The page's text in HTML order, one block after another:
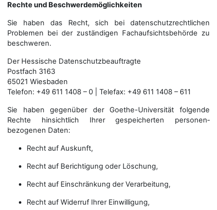
Rechte und Beschwerdemöglichkeiten
Sie haben das Recht, sich bei datenschutzrechtlichen
Problemen bei der zuständigen Fachauf­sichts­behörde zu
beschweren.
Der Hessische Datenschutzbeauftragte
Postfach 3163
65021 Wiesbaden
Telefon: +49 611 1408 – 0 | Telefax: +49 611 1408 – 611
Sie haben gegenüber der Goethe-Universität folgende
Rechte hinsichtlich Ihrer gespeicherten personen­
bezogenen Daten:
Recht auf Auskunft,
Recht auf Berichtigung oder Löschung,
Recht auf Einschränkung der Verarbeitung,
Recht auf Widerruf Ihrer Einwilligung,